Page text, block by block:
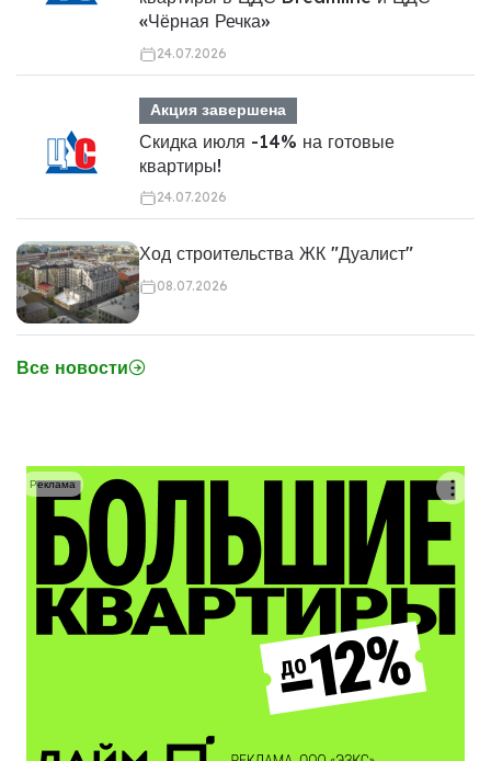
«Чёрная Речка»
24.07.2026
Акция завершена
Скидка июля -14% на готовые
квартиры!
24.07.2026
Ход строительства ЖК "Дуалист"
08.07.2026
Все новости
Реклама